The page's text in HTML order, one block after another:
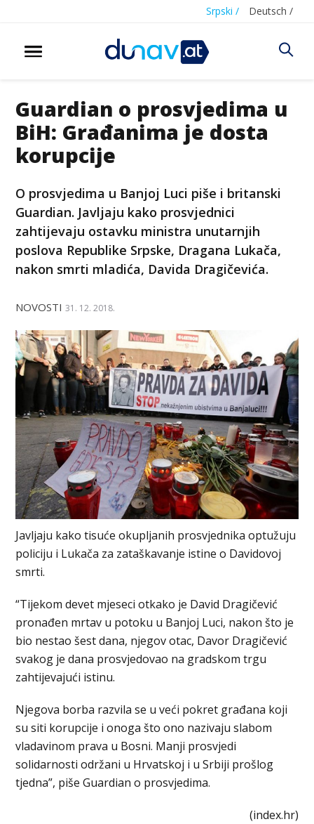
Srpski / Deutsch /
Guardian o prosvjedima u
BiH: Građanima je dosta
korupcije
O prosvjedima u Banjoj Luci piše i britanski
Guardian. Javljaju kako prosvjednici
zahtijevaju ostavku ministra unutarnjih
poslova Republike Srpske, Dragana Lukača,
nakon smrti mladića, Davida Dragičevića.
NOVOSTI 31. 12. 2018.
Javljaju kako tisuće okupljanih prosvjednika optužuju
policiju i Lukača za zataškavanje istine o Davidovoj
smrti.
“Tijekom devet mjeseci otkako je David Dragičević
pronađen mrtav u potoku u Banjoj Luci, nakon što je
bio nestao šest dana, njegov otac, Davor Dragičević
svakog je dana prosvjedovao na gradskom trgu
zahtijevajući istinu.
Njegova borba razvila se u veći pokret građana koji
su siti korupcije i onoga što ono nazivaju slabom
vladavinom prava u Bosni. Manji prosvjedi
solidarnosti održani u Hrvatskoj i u Srbiji prošlog
tjedna”, piše Guardian o prosvjedima.
(index.hr)